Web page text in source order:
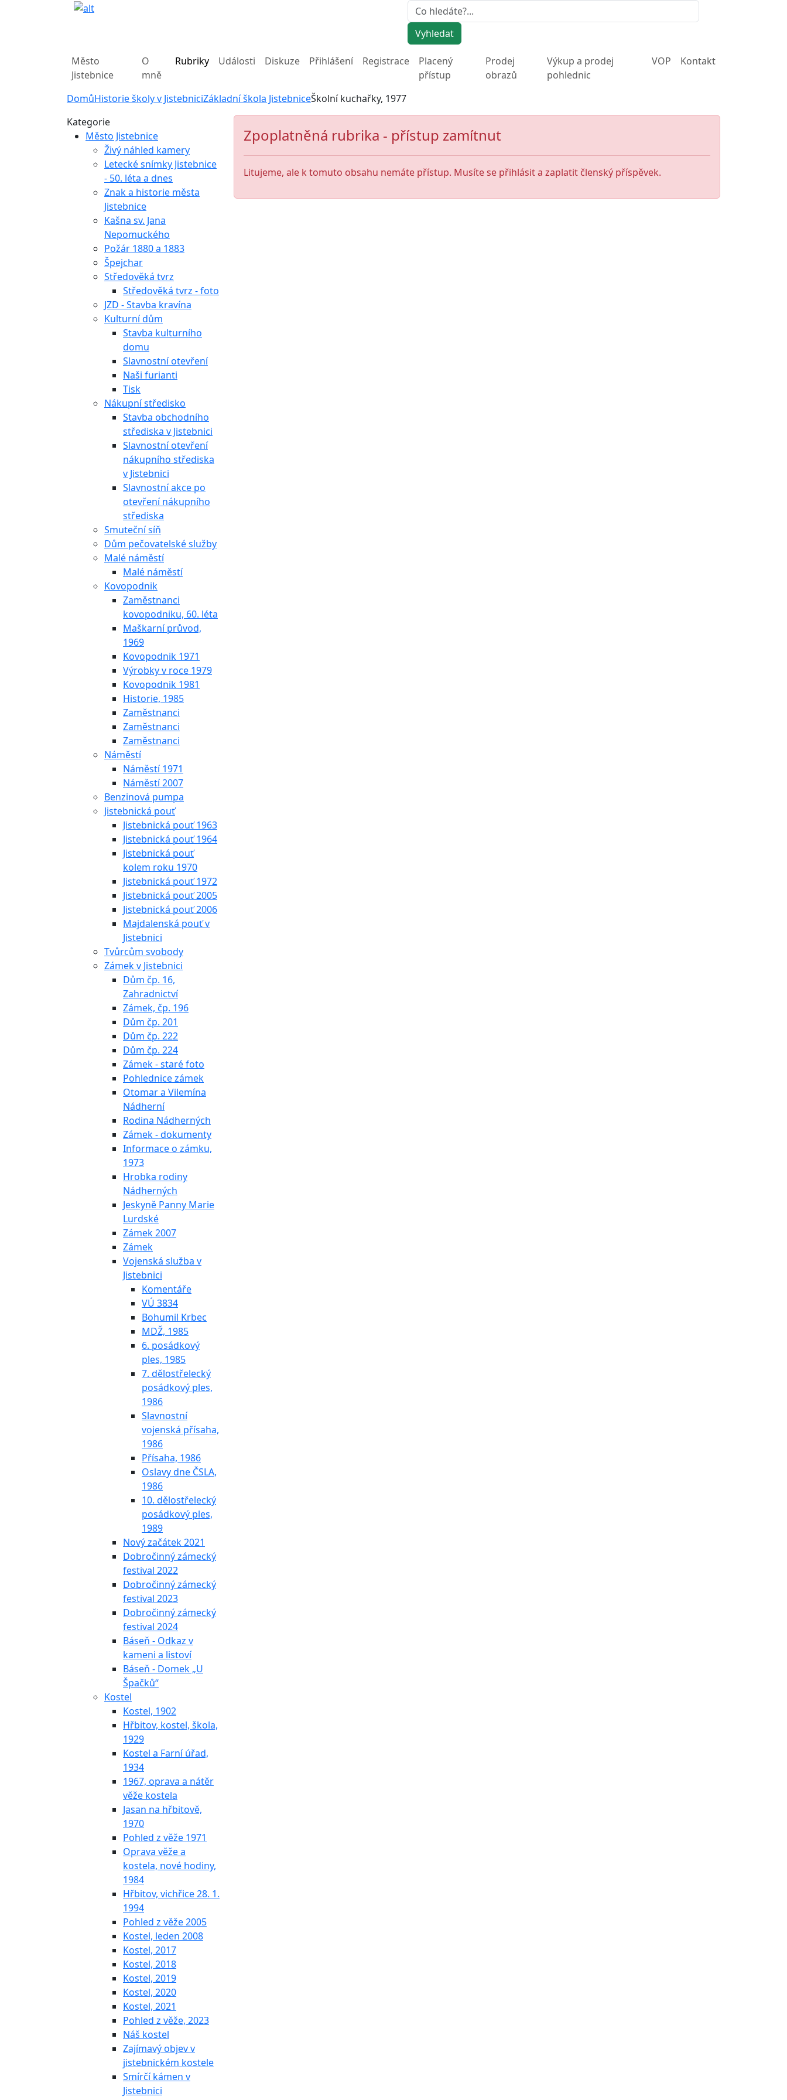
Vyhledat
Město
Jistebnice
O
mně
Rubriky Události Diskuze Přihlášení Registrace
Placený
přístup
Prodej
obrazů
Výkup a prodej
pohlednic
VOP Kontakt
DomůHistorie školy v JistebniciZákladní škola JistebniceŠkolní kuchařky, 1977
Zpoplatněná rubrika - přístup zamítnut
Litujeme, ale k tomuto obsahu nemáte přístup. Musíte se přihlásit a zaplatit členský příspěvek.
Kategorie
Město Jistebnice
Živý náhled kamery
Letecké snímky Jistebnice
- 50. léta a dnes
Znak a historie města
Jistebnice
Kašna sv. Jana
Nepomuckého
Požár 1880 a 1883
Špejchar
Středověká tvrz
Středověká tvrz - foto
JZD - Stavba kravína
Kulturní dům
Stavba kulturního
domu
Slavnostní otevření
Naši furianti
Tisk
Nákupní středisko
Stavba obchodního
střediska v Jistebnici
Slavnostní otevření
nákupního střediska
v Jistebnici
Slavnostní akce po
otevření nákupního
střediska
Smuteční síň
Dům pečovatelské služby
Malé náměstí
Malé náměstí
Kovopodnik
Zaměstnanci
kovopodniku, 60. léta
Maškarní průvod,
1969
Kovopodnik 1971
Výrobky v roce 1979
Kovopodnik 1981
Historie, 1985
Zaměstnanci
Zaměstnanci
Zaměstnanci
Náměstí
Náměstí 1971
Náměstí 2007
Benzinová pumpa
Jistebnická pouť
Jistebnická pouť 1963
Jistebnická pouť 1964
Jistebnická pouť
kolem roku 1970
Jistebnická pouť 1972
Jistebnická pouť 2005
Jistebnická pouť 2006
Majdalenská pouť v
Jistebnici
Tvůrcům svobody
Zámek v Jistebnici
Dům čp. 16,
Zahradnictví
Zámek, čp. 196
Dům čp. 201
Dům čp. 222
Dům čp. 224
Zámek - staré foto
Pohlednice zámek
Otomar a Vilemína
Nádherní
Rodina Nádherných
Zámek - dokumenty
Informace o zámku,
1973
Hrobka rodiny
Nádherných
Jeskyně Panny Marie
Lurdské
Zámek 2007
Zámek
Vojenská služba v
Jistebnici
Komentáře
VÚ 3834
Bohumil Krbec
MDŽ, 1985
6. posádkový
ples, 1985
7. dělostřelecký
posádkový ples,
1986
Slavnostní
vojenská přísaha,
1986
Přísaha, 1986
Oslavy dne ČSLA,
1986
10. dělostřelecký
posádkový ples,
1989
Nový začátek 2021
Dobročinný zámecký
festival 2022
Dobročinný zámecký
festival 2023
Dobročinný zámecký
festival 2024
Báseň - Odkaz v
kameni a listoví
Báseň - Domek „U
Špačků“
Kostel
Kostel, 1902
Hřbitov, kostel, škola,
1929
Kostel a Farní úřad,
1934
1967, oprava a nátěr
věže kostela
Jasan na hřbitově,
1970
Pohled z věže 1971
Oprava věže a
kostela, nové hodiny,
1984
Hřbitov, vichřice 28. 1.
1994
Pohled z věže 2005
Kostel, leden 2008
Kostel, 2017
Kostel, 2018
Kostel, 2019
Kostel, 2020
Kostel, 2021
Pohled z věže, 2023
Náš kostel
Zajímavý objev v
jistebnickém kostele
Smírčí kámen v
Jistebnici